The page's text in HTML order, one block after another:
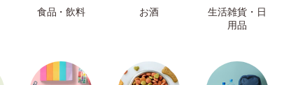
食品・飲料 お酒
生活雑貨・日
用品